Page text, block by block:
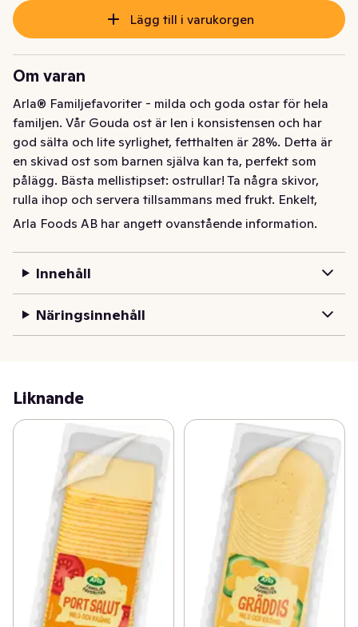
Lägg till i varukorgen
Om varan
Arla® Familjefavoriter - milda och goda ostar för hela
familjen. Vår Gouda ost är len i konsistensen och har
god sälta och lite syrlighet, fetthalten är 28%. Detta är
en skivad ost som barnen själva kan ta, perfekt som
pålägg. Bästa mellistipset: ostrullar! Ta några skivor,
rulla ihop och servera tillsammans med frukt. Enkelt,
urgott och kan vara räddningen innan middagen är på
förpackningen garanterar att produkten görs på 100
procent svensk mjölk?
familjen. Vår Gouda ost är len i konsistensen och har
god sälta och lite syrlighet, fetthalten är 28%. Detta är
rulla ihop och servera tillsammans med frukt. Enkelt,
urgott och kan vara räddningen innan middagen är på
bordet. Du vet väl att den blågula mjölkkannan på
förpackningen garanterar att produkten görs på 100
procent svensk mjölk?
Arla Foods AB har angett ovanstående information.
Innehåll
Näringsinnehåll
Liknande